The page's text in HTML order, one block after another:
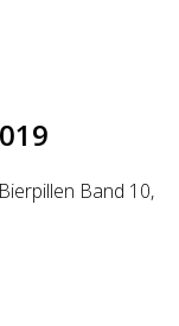
Band 10,